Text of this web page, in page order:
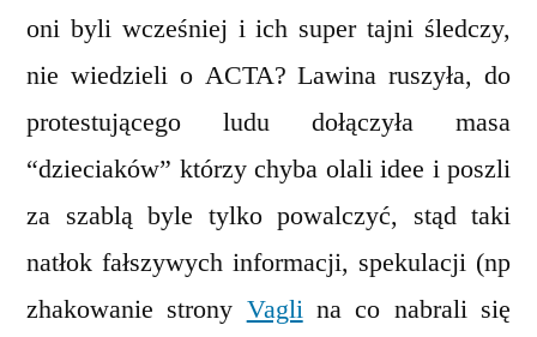
oni byli wcześniej i ich super tajni śledczy,
nie wiedzieli o ACTA? Lawina ruszyła, do
protestującego ludu dołączyła masa
“dzieciaków” którzy chyba olali idee i poszli
za szablą byle tylko powalczyć, stąd taki
natłok fałszywych informacji, spekulacji (np
zhakowanie strony Vaglina co nabrali się